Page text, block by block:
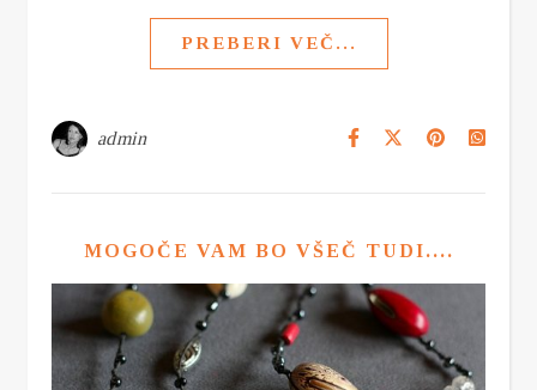
PREBERI VEČ...
admin
MOGOČE VAM BO VŠEČ TUDI....